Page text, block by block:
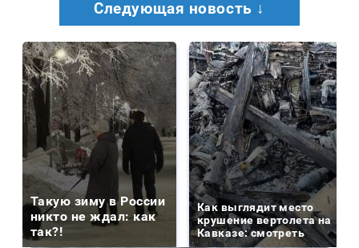
Следующая новость ↓
Такую зиму в России
никто не ждал: как
так?!
Как выглядит место
крушение вертолета на
Кавказе: смотреть